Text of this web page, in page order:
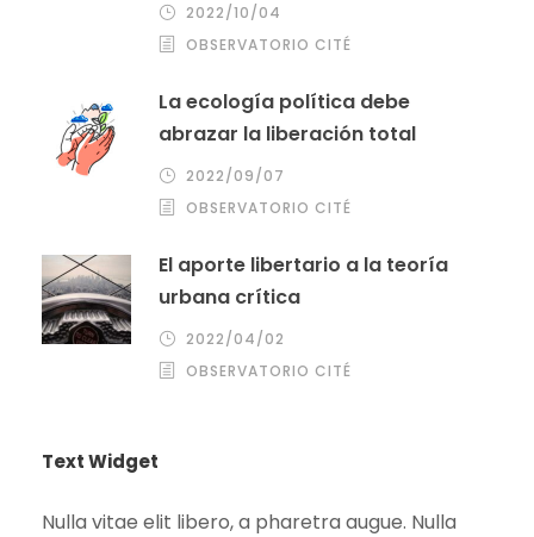
2022/10/04
OBSERVATORIO CITÉ
La ecología política debe
abrazar la liberación total
2022/09/07
OBSERVATORIO CITÉ
El aporte libertario a la teoría
urbana crítica
2022/04/02
OBSERVATORIO CITÉ
Text Widget
Nulla vitae elit libero, a pharetra augue. Nulla